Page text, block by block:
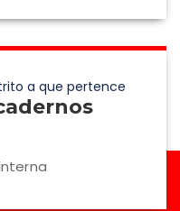
a que pertence